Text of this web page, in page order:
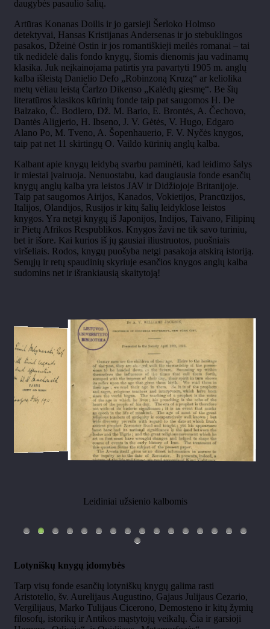
daugybės pasaulio šalių.
Artūras Konanas Doilis ir jo garsieji Šerloko Holmso
detektyvai, Hansas Kristijanas Andersenas ir jo stebuklingos
pasakos, Džeinė Ostin ir jos romantiškieji meilės romanai – tai
tik nedidelė dalis fondo knygų, šiomis dienomis jau vadinamų
klasika. Juk neįkainojama patirtis yra pavartyti 1905 m. anglų
kalba išleistą Danielio Defo „Robinzoną Kruzą“ ar keliolika
metų vėliau leistą Čarlzo Dikenso „Kalėdų giesmę“. Be šių
literatūros klasikos kūrinių fonde taip pat saugomos H. De
Balzako, Č. Bodlero, Dž. M. Bario, E. Brontės, A. Čechovo,
Dantės Aligjerio, H. Ibseno, J. V. Gėtės, V. Hugo, Edgaro
Alano Po, M. Tveno, A. Šopenhauerio, F. V. Nyčės knygos,
taip pat net 11 skirtingų O. Vaildo kūrinių anglų kalba.
Kalbant apie knygų leidybą svarbu paminėti, kad leidimo šalys
ir miestai įvairuoja. Nenuostabu, kad daugiausia fonde esančių
knygų anglų kalba yra leistos JAV ir Didžiojoje Britanijoje.
Taip pat saugomos Airijos, Kanados, Vokietijos, Prancūzijos,
Italijos, Olandijos, Rusijos ir kitų šalių leidyklose leistos
knygos. Yra netgi knygų iš Japonijos, Indijos, Taivano, Filipinų
ir Pietų Afrikos Respublikos. Knygos žavi ne tik savo turiniu,
bet ir išore. Kai kurios iš jų gausiai iliustruotos, puošniais
viršeliais. Rodos, knygų puošyba netgi pasakoja atskirą istoriją.
Senųjų ir retų spaudinių skyriuje esančios knygos anglų kalba
sudomins net ir išrankiausią skaitytoją!
Leidiniai užsienio kalbomis
Lotyniškų knygų įdomybės
Tarp visų fonde esančių lotyniškų knygų galima rasti
Aristotelio, šv. Aurelijaus Augustino, Gajaus Julijaus Cezario,
Vergilijaus, Marko Tulijaus Cicerono, Demosteno ir kitų žymių
filosofų, istorikų ir Antikos mąstytojų veikalų. Čia ir garsioji